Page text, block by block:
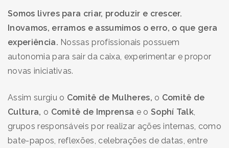
Somos livres para criar, produzir e crescer.
Inovamos, erramos e assumimos o erro, o que gera
experiência. Nossas profissionais possuem
autonomia para sair da caixa, experimentar e propor
novas iniciativas.
Assim surgiu o Comitê de Mulheres, o Comitê de
Cultura, o Comitê de Imprensa e o Sophí Talk,
grupos responsáveis por realizar ações internas, como
bate-papos, reflexões, celebrações de datas, entre